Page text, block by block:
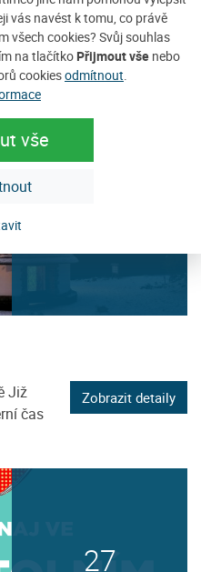
vás navést k tomu, co právě
všech cookies? Svůj souhlas
na tlačítko Přijmout vše nebo
cookiesodmítnout
vše
Vás
Lucie
Zobrazit detaily
Již
čas
Zobrazit detaily
27